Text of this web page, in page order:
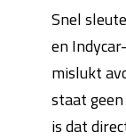
Snel
en
mislukt
staat
is dat